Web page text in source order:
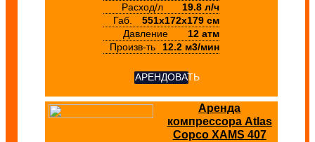
Расход/л
19.8 л/ч
Габ.
551х172х179 см
Давление
12 атм
Произв-ть
12.2 м3/мин
АРЕНДОВАТЬ
Аренда
компрессора Atlas
Copco XAMS 407